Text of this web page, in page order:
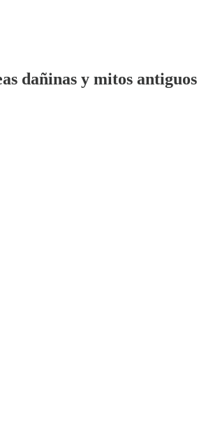
dañinas y mitos antiguos